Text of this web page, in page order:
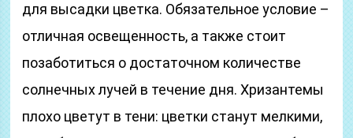
для высадки цветка. Обязательное условие –
отличная освещенность, а также стоит
позаботиться о достаточном количестве
солнечных лучей в течение дня. Хризантемы
плохо цветут в тени: цветки станут мелкими,